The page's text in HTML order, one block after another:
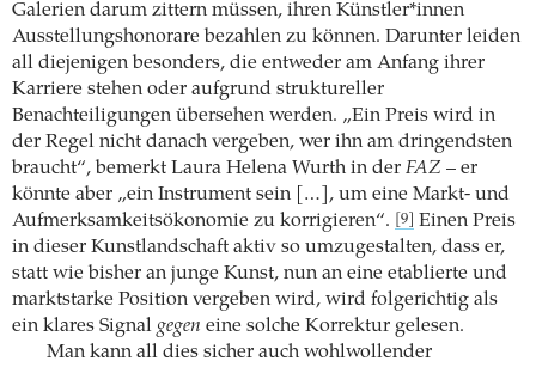
Galerien darum zittern müssen, ihren Künstler*innen
Ausstellungshonorare bezahlen zu können. Darunter leiden
all diejenigen besonders, die entweder am Anfang ihrer
Karriere stehen oder aufgrund struktureller
Benachteiligungen übersehen werden. „Ein Preis wird in
der Regel nicht danach vergeben, wer ihn am dringendsten
braucht“, bemerkt Laura Helena Wurth in der FAZ – er
könnte aber „ein Instrument sein […], um eine Markt- und
Aufmerksamkeitsökonomie zu korrigieren“.
[9]
Einen Preis
in dieser Kunstlandschaft aktiv so umzugestalten, dass er,
statt wie bisher an junge Kunst, nun an eine etablierte und
marktstarke Position vergeben wird, wird folgerichtig als
ein klares Signal gegen eine solche Korrektur gelesen.
Man kann all dies sicher auch wohlwollender